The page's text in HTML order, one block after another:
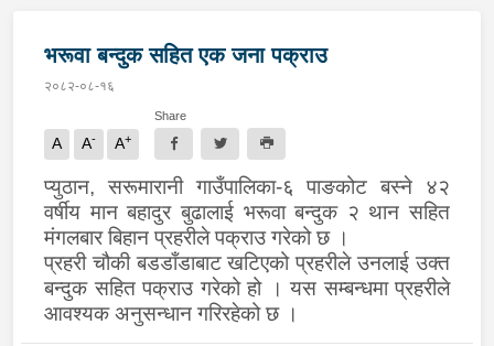
भरूवा बन्दुक सहित एक जना पक्राउ
२०८२-०८-१६
A A- A+
Share
प्युठान,सरूमारानी गाउँपालिका-६ पाङकोट बस्ने ४२
वर्षीय मान बहादुर बुढालाई भरूवा बन्दुक २ थान सहित
मंगलबार बिहान प्रहरीले पक्राउ गरेको छ ।
प्रहरी चौकी बडडाँडाबाट खटिएको प्रहरीले उनलाई उक्त
बन्दुक सहित पक्राउ गरेको हो । यस सम्बन्धमा प्रहरीले
आवश्यक अनुसन्धान गरिरहेको छ ।